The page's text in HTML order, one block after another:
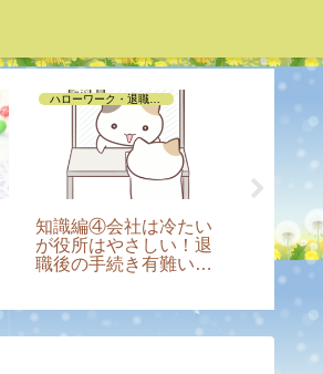
ハローワーク・退職手続き編
知識編④会社は冷たい
が役所はやさしい！退
職後の手続き有難い制
電車で
座る人